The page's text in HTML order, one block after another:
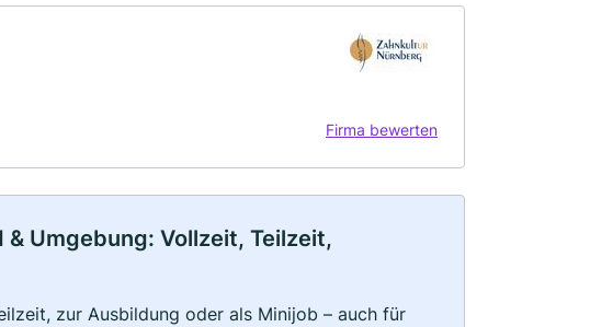
Firma bewerten
Umgebung: Vollzeit, Teilzeit,
zur Ausbildung oder als Minijob – auch für